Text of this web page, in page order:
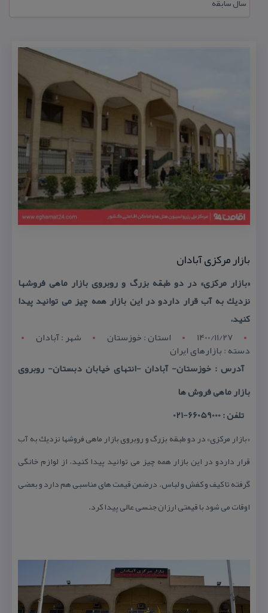
بازار مركزی آبادان
«بازار مركزی» در دو طبقه بزرگ و روبروی بازار ماهی فروشها
نزدیك به آب قرار داردو در این بازار همه چیز می توانید پیدا
كنید،
1400/11/27
استان : خوزستان شهر : آبادان
دسته : بازارهای ایران
آدرس : خوزستان- آبادان -انتهای خیابان دبستان- روبروی
بازار ماهی فروش ها
تلفن : 66059000-021
«بازار مركزی» در دو طبقه بزرگ و روبروی بازار ماهی فروشها نزدیك به آب
قرار داردو در این بازار همه چیز می توانید پیدا كنید، از لوازم خانگی
گرفته تا كیف و كفش و لباس. درضمن قیمت های مناسبی هم دارد و بعضی
اوقات می شود با قیمتی ارزان جنسی عالی پیدا كرد.